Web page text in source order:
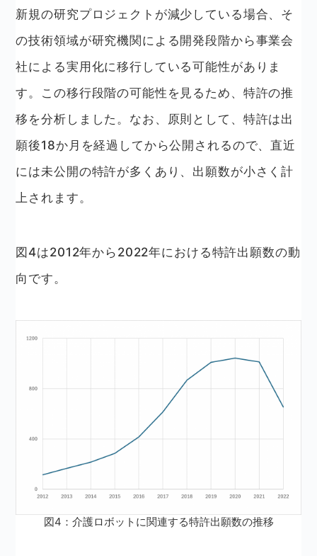
新規の研究プロジェクトが減少している場合、そ
の技術領域が研究機関による開発段階から事業会
社による実用化に移行している可能性がありま
す。この移行段階の可能性を見るため、特許の推
移を分析しました。なお、原則として、特許は出
願後18か月を経過してから公開されるので、直近
には未公開の特許が多くあり、出願数が小さく計
上されます。
図4は2012年から2022年における特許出願数の動
向です。
図4：介護ロボットに関連する特許出願数の推移